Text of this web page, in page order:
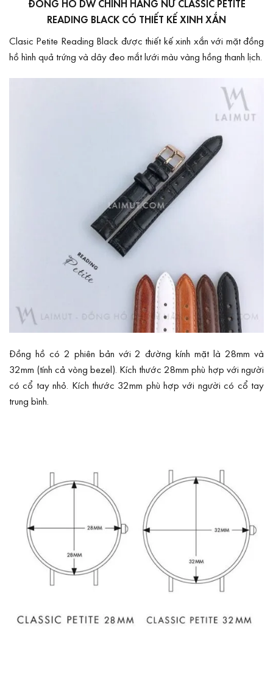
ĐỒNG HỒ DW CHÍNH HÃNG NỮ CLASSIC PETITE
READING BLACK CÓ THIẾT KẾ XINH XẮN
Clasic Petite Reading Black được thiết kế xinh xắn với mặt đồng
hồ hình quả trứng và dây đeo mắt lưới màu vàng hồng thanh lịch.
Đồng hồ có 2 phiên bản với 2 đường kính mặt là 28mm và
32mm (tính cả vòng bezel). Kích thước 28mm phù hợp với người
có cổ tay nhỏ. Kích thước 32mm phù hợp với người có cổ tay
trung bình.